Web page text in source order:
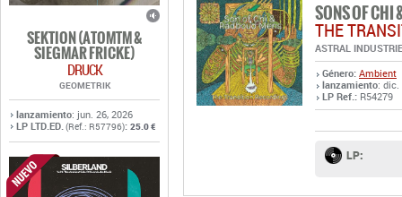
SEKTION (ATOMTM &
SIEGMAR FRICKE)
DRUCK
GEOMETRIK
lanzamiento: jun. 26, 2026
LP LTD.ED.(Ref.: R57796): 25.0 €
SONS OF CHI
THE
ASTRAL
Género: Ambient
lanzamiento: dic.
LP Ref.: R54279
LP: